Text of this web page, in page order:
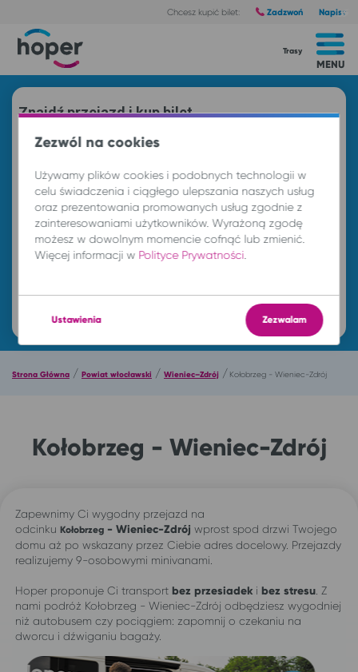
Chcesz kupić bilet: Zadzwoń Napisz
MENU
Trasy
Znajdź przejazd i kup bilet
Z
DO
cz. 6 sie.
Znajdź przejazd
Strona Główna / Powiat włocławski / Wieniec–Zdrój /Kołobrzeg - Wieniec-Zdrój
Kołobrzeg - Wieniec-Zdrój
Zapewnimy Ci wygodny przejazd na
odcinku Kołobrzeg - Wieniec-Zdrój wprost spod drzwi Twojego
domu aż po wskazany przez Ciebie adres docelowy. Przejazdy
realizujemy 9-osobowymi minivanami.
Hoper proponuje Ci transport bez przesiadek i bez stresu . Z
nami podróż Kołobrzeg - Wieniec-Zdrój odbędziesz wygodniej
niż autobusem czy pociągiem: zapomnij o czekaniu na
dworcu i dźwiganiu bagaży.
Zezwól na cookies
Używamy plików cookies i podobnych technologii w
celu świadczenia i ciągłego ulepszania naszych usług
oraz prezentowania promowanych usług zgodnie z
zainteresowaniami użytkowników. Wyrażoną zgodę
możesz w dowolnym momencie cofnąć lub zmienić.
Więcej informacji w Polityce Prywatności
Ustawienia Zezwalam